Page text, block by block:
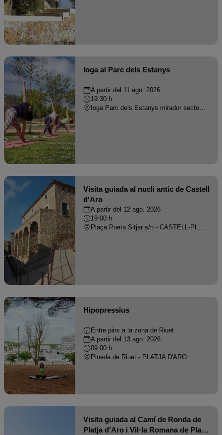
Ioga al Parc dels Estanys
A partir del 11 ago. 2026
19:30 h
Ioga Parc dels Estanys mirador sector Ridaura - PLATJA D'ARO
Visita guiada al nucli antic de Castell
d'Aro
A partir del 12 ago. 2026
19:00 h
Hipopressius
Entre pins a la zona de Riuet
A partir del 13 ago. 2026
09:00 h
Pineda de Riuet - PLATJA D'ARO
Visita guiada al Camí de Ronda de
Platja d'Aro i Vil·la Romana de Pla